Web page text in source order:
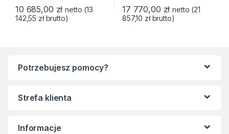
10 685,00 zł netto (13
142,55 złbrutto)
17 770,00 zł netto (21
857,10 złbrutto)
Potrzebujesz pomocy?
Strefa klienta
Informacje